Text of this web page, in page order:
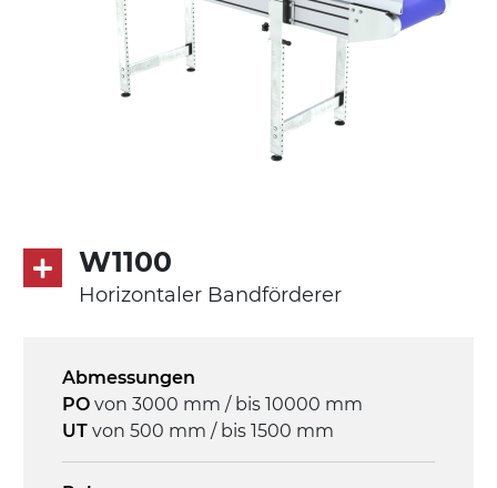
Beine aus verzinktem Metallrohr,
Schwenkräder mit/ohne Bremse (2+2)
Förderfläche
PVC Oberfläche viereckig in Petrolgrün
Asynchronmotor für Mehrfachspannung
230/400Vac-50Hz-3Ph
Steuerung
W1100
Horizontaler Bandförderer
Abmessungen
PO von 3000 mm / bis 10000 mm
UT von 500 mm / bis 1500 mm